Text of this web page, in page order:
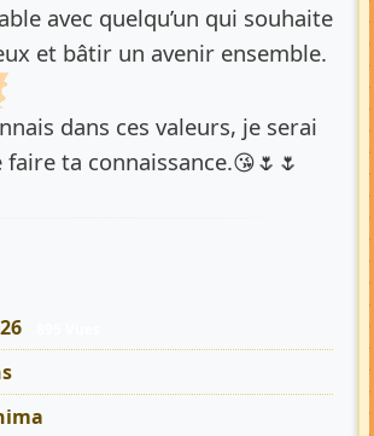
avec quelqu’un qui souhaite
et bâtir un avenir ensemble.
dans ces valeurs, je serai
ta connaissance.😘🌷🌷